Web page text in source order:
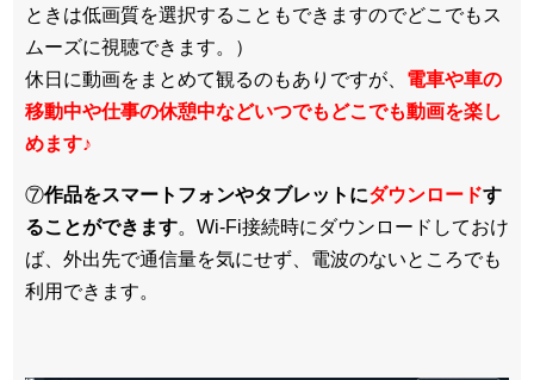
ときは低画質を選択することもできますのでどこでもス
ムーズに視聴できます。）
休日に動画をまとめて観るのもありですが、 電車や車の
移動中や仕事の休憩中などいつでもどこでも動画を楽し
めます♪
⑦作品をスマートフォンやタブレットにダウンロードす
ることができます。Wi-Fi接続時にダウンロードしておけ
ば、外出先で通信量を気にせず、電波のないところでも
利用できます。